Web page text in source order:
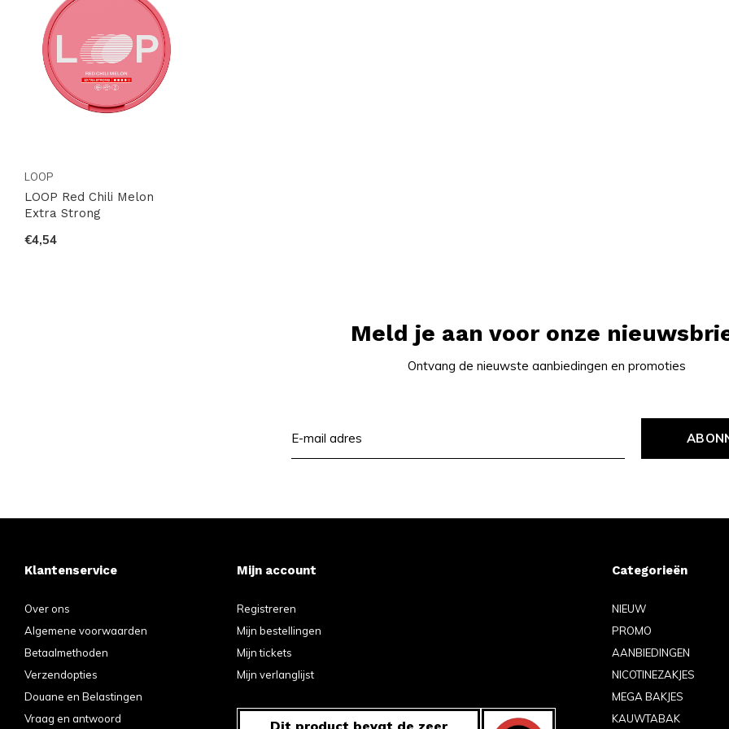
LOOP
LOOP Red Chili Melon
Extra Strong
€4,54
Meld je aan voor onze
Ontvang de nieuwste aanbiedingen en promoties
Klantenservice
Over ons
Algemene voorwaarden
Betaalmethoden
Verzendopties
Douane en Belastingen
Vraag en antwoord
Mijn account
Registreren
Mijn bestellingen
Mijn tickets
Mijn verlanglijst
Categorieën
NIEUW
PROMO
AANBIEDINGEN
NICOTINEZAKJES
MEGA BAKJES
KAUWTABAK